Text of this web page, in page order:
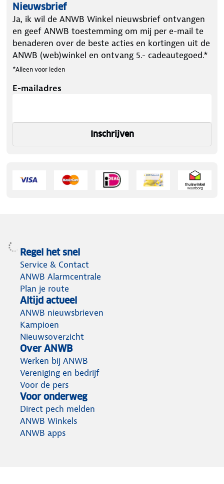
Nieuwsbrief
Ja, ik wil de ANWB Winkel nieuwsbrief ontvangen
en geef ANWB toestemming om mij per e-mail te
benaderen over de beste acties en kortingen uit de
ANWB (web)winkel en ontvang 5.- cadeautegoed.*
*Alleen voor leden
E-mailadres
Inschrijven
Regel het snel
Service & Contact
ANWB Alarmcentrale
Plan je route
Altijd actueel
ANWB nieuwsbrieven
Kampioen
Nieuwsoverzicht
Over ANWB
Werken bij ANWB
Vereniging en bedrijf
Voor de pers
Voor onderweg
Direct pech melden
ANWB Winkels
ANWB apps